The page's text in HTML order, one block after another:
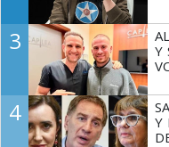
3
Y
4
Y